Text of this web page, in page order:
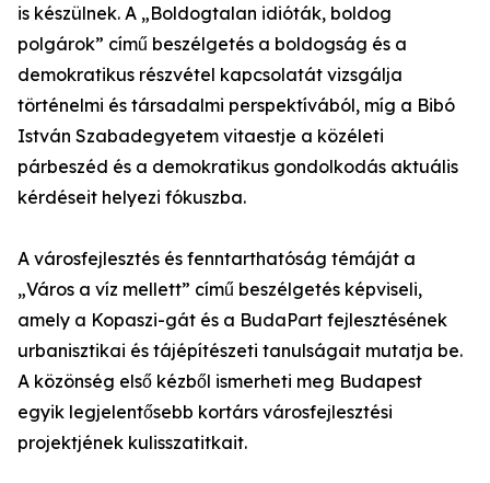
is készülnek. A „Boldogtalan idióták, boldog
polgárok” című beszélgetés a boldogság és a
demokratikus részvétel kapcsolatát vizsgálja
történelmi és társadalmi perspektívából, míg a Bibó
István Szabadegyetem vitaestje a közéleti
párbeszéd és a demokratikus gondolkodás aktuális
kérdéseit helyezi fókuszba.
A városfejlesztés és fenntarthatóság témáját a
„Város a víz mellett” című beszélgetés képviseli,
amely a Kopaszi-gát és a BudaPart fejlesztésének
urbanisztikai és tájépítészeti tanulságait mutatja be.
A közönség első kézből ismerheti meg Budapest
egyik legjelentősebb kortárs városfejlesztési
projektjének kulisszatitkait.